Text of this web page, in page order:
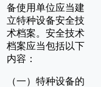
备使用单位应当建
立特种设备安全技
术档案。安全技术
档案应当包括以下
内容：
（一）特种设备的